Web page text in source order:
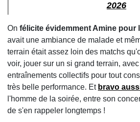
2026
On félicite évidemment Amine pour
avait une ambiance de malade et
terrain était assez loin des matchs
voir, jouer sur un si grand terrain,
entraînements collectifs pour tout
très belle performance. Et bravo
l'homme de la soirée, entre son
de s'en rappeler longtemps !